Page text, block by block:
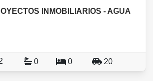
INMOBILIARIOS - AGUA
0 0 20